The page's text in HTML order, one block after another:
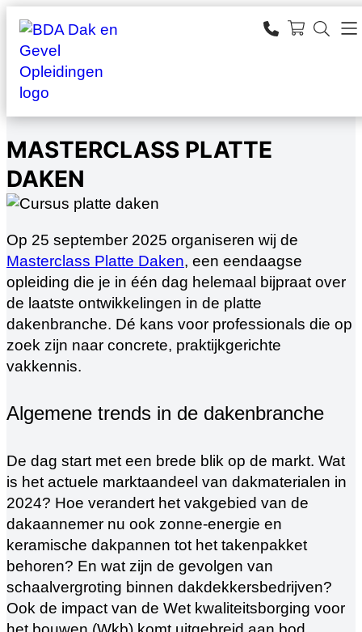
Ga
naar
de
inhoud
SEARCH
MASTERCLASS PLATTE
DAKEN
Op 25 september 2025 organiseren wij de
Masterclass Platte Daken, een eendaagse
opleiding die je in één dag helemaal bijpraat over
de laatste ontwikkelingen in de platte
dakenbranche. Dé kans voor professionals die op
zoek zijn naar concrete, praktijkgerichte
vakkennis.
Algemene trends in de dakenbranche
De dag start met een brede blik op de markt. Wat
is het actuele marktaandeel van dakmaterialen in
2024? Hoe verandert het vakgebied van de
dakaannemer nu ook zonne-energie en
keramische dakpannen tot het takenpakket
behoren? En wat zijn de gevolgen van
schaalvergroting binnen dakdekkersbedrijven?
Ook de impact van de Wet kwaliteitsborging voor